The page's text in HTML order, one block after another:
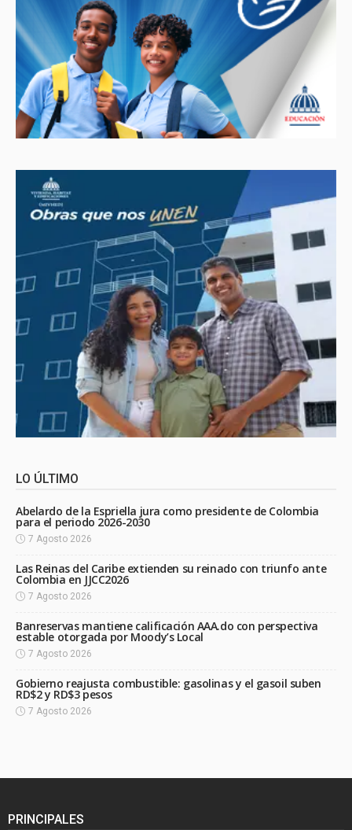
LO ÚLTIMO
Abelardo de la Espriella jura como presidente de Colombia
para el periodo 2026-2030
7 Agosto 2026
Las Reinas del Caribe extienden su reinado con triunfo ante
Colombia en JJCC2026
7 Agosto 2026
Banreservas mantiene calificación AAA.do con perspectiva
estable otorgada por Moody’s Local
7 Agosto 2026
Gobierno reajusta combustible: gasolinas y el gasoil suben
RD$2 y RD$3 pesos
7 Agosto 2026
PRINCIPALES